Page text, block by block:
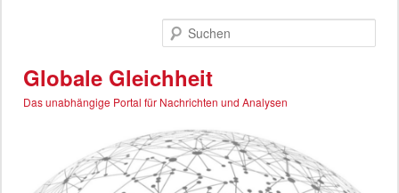
Globale Gleichheit
Das unabhängige Portal für Nachrichten und Analysen